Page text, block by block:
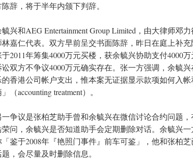
辞，将于半年内颁下判辞。
兴和AEG Entertainment Group Limited，由大律师邓
林嘉仁代表。双方早前呈交书面陈辞，昨日在庭上补
2011年筹集4000万元买楼，获余毓兴协助支付4000
双方不争议4000万元确实存在。张一方强调，余毓
香港公司帐户支出，惟本案无证据显示款项如何入
（accounting treatment）。
争议是张柏芝助手曾和余毓兴在微信讨论合约问题
问，余毓兴是否知道助手会定期删除对话。余毓兴一
鉴于2008年『艳照门事件』前车可鉴」，他和张柏
，会尽量及时删除信息。